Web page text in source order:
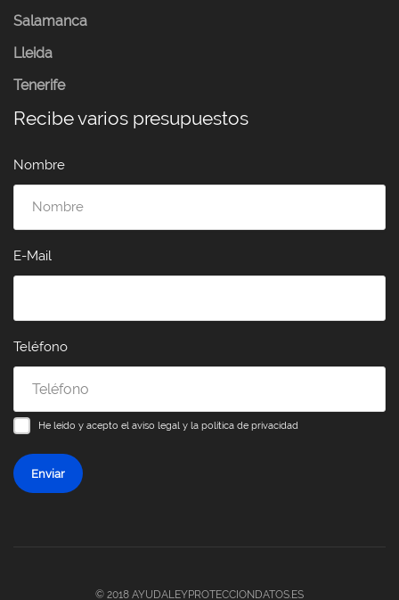
Salamanca
Lleida
Tenerife
Recibe varios presupuestos
Nombre
E-Mail
Teléfono
He leído y acepto el aviso legal y la política de privacidad
Enviar
© 2018 AYUDALEYPROTECCIONDATOS.ES